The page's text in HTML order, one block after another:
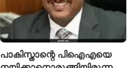
പാകിസ്താന്റെ പിഐഎയെ